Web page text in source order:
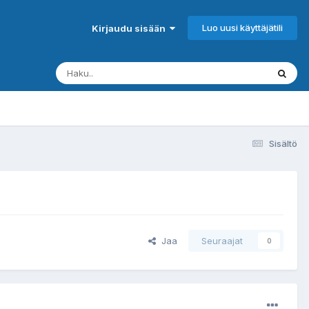
Kirjaudu sisään Luo uusi käyttäjätili
Sisältö
Jaa Seuraajat 0